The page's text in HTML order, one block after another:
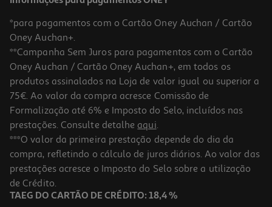
Livro O Livro Da Alquimia
20.61 €/un
20,61 €
*para pagamentos com o Cartão Oney Auchan / Cartão
Oney Auchan+.
**Campanha Sem Juros para pagamentos com o Cartão
Oney Auchan / Cartão Oney Auchan+, em todos os
produtos assinalados na Loja de valor igual ou superior a
75€. Ao valor da compra acresce Comissão de
Formalização até 6% e Imposto do Selo, incluídos nas
prestações. Consulte detalhe aqui.
***O valor da primeira prestação depende do dia da
compra, refletindo o cálculo de juros diários. Ao valor das
prestações acresce o Imposto do Selo sobre a utilização
de Crédito.
TAEG DO CARTÃO DE CRÉDITO: 18,4 %